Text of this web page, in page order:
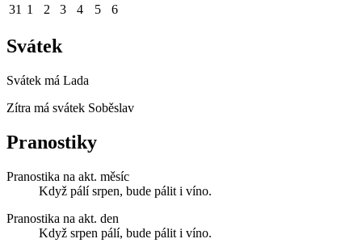
31 1 2 3 4 5 6
Svátek
Svátek má Lada
Zítra má svátek Soběslav
Pranostiky
Pranostika na akt. měsíc
Když pálí srpen, bude pálit i víno.
Pranostika na akt. den
Když srpen pálí, bude pálit i víno.